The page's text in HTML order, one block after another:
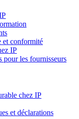
et conformité
IP
pour les fournisseurs
chez IP
et déclarations